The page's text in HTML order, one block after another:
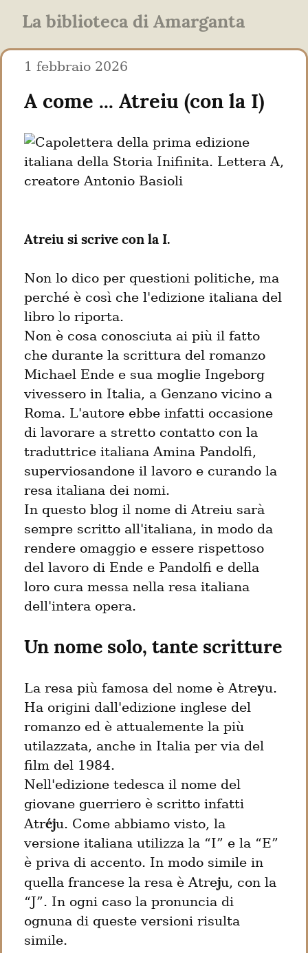
La biblioteca di Amarganta
1 febbraio 2026
A come ... Atreiu (con la I)
Atreiu si scrive con la I.
Non lo dico per questioni politiche, ma
perché è così che l'edizione italiana del
libro lo riporta.
Non è cosa conosciuta ai più il fatto
che durante la scrittura del romanzo
Michael Ende e sua moglie Ingeborg
vivessero in Italia, a Genzano vicino a
Roma. L'autore ebbe infatti occasione
di lavorare a stretto contatto con la
traduttrice italiana Amina Pandolfi,
superviosandone il lavoro e curando la
resa italiana dei nomi.
In questo blog il nome di Atreiu sarà
sempre scritto all'italiana, in modo da
rendere omaggio e essere rispettoso
del lavoro di Ende e Pandolfi e della
loro cura messa nella resa italiana
dell'intera opera.
Un nome solo, tante scritture
La resa più famosa del nome è Atreyu.
Ha origini dall'edizione inglese del
romanzo ed è attualemente la più
utilazzata, anche in Italia per via del
film del 1984.
Nell'edizione tedesca il nome del
giovane guerriero è scritto infatti
Atréju. Come abbiamo visto, la
versione italiana utilizza la “I” e la “E”
è priva di accento. In modo simile in
quella francese la resa è Atreju, con la
“J”. In ogni caso la pronuncia di
ognuna di queste versioni risulta
simile.